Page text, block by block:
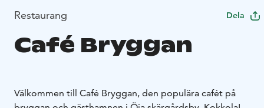
Restaurang Dela
Café Bryggan
Välkommen till Café Bryggan, den populära cafét på